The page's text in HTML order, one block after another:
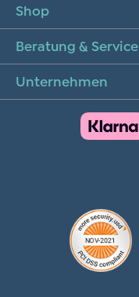
Shop
Beratung & Service
Unternehmen